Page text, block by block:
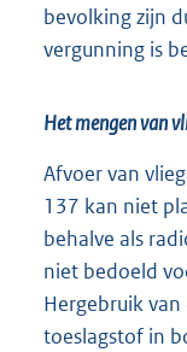
bevolking zijn
vergunning is
Het mengen van
Afvoer van
137 kan niet
behalve als
niet bedoeld
Hergebruik
toeslagstof in